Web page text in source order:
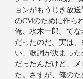
ョンがもうじき放
のCMのために作ら
俺、水木一郎。て
だったのだ。実は
い、歌詞が決まっ
だったんだけど、
た。さすが、俺のた